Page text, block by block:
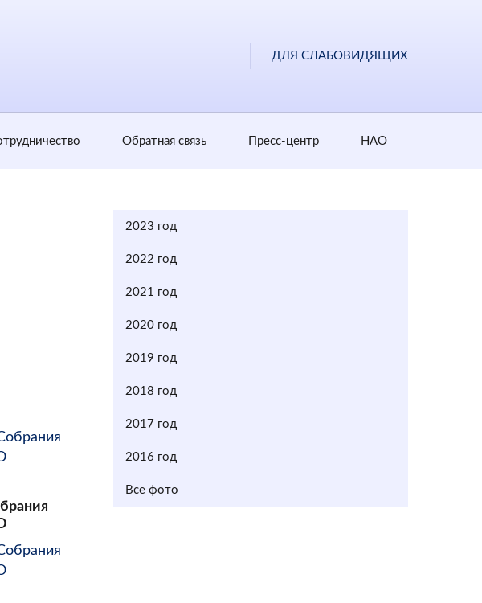
ДЛЯ СЛАБОВИДЯЩИХ
Обратная cвязь Пресс-центр НАО
2023 год
2022 год
2021 год
2020 год
2019 год
2018 год
2017 год
2016 год
Все фото